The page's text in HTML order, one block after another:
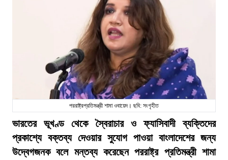
পররাষ্ট্রপ্রতিমন্ত্রী শামা ওবায়েদ। ছবি: সংগৃহীত
ভারতের ভূখণ্ড থেকে স্বৈরাচার ও ফ্যাসিবাদী ব্যক্তিদের
প্রকাশ্যে বক্তব্য দেওয়ার সুযোগ পাওয়া বাংলাদেশের জন্য
উদ্বেগজনক বলে মন্তব্য করেছেন পররাষ্ট্র প্রতিমন্ত্রী শামা